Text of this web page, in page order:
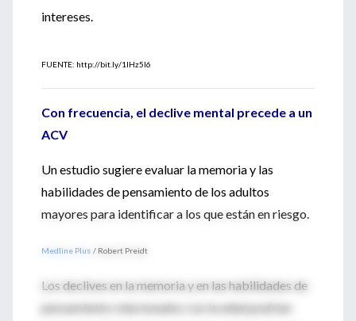
intereses.
FUENTE: http://bit.ly/1lHz5l6
Con frecuencia, el declive mental precede a un
ACV
Un estudio sugiere evaluar la memoria y las
habilidades de pensamiento de los adultos
mayores para identificar a los que están en riesgo.
Medline Plus / Robert Preidt
Los declives en la memoria y en las habilidades de
pensamiento relacionados con la edad podrían